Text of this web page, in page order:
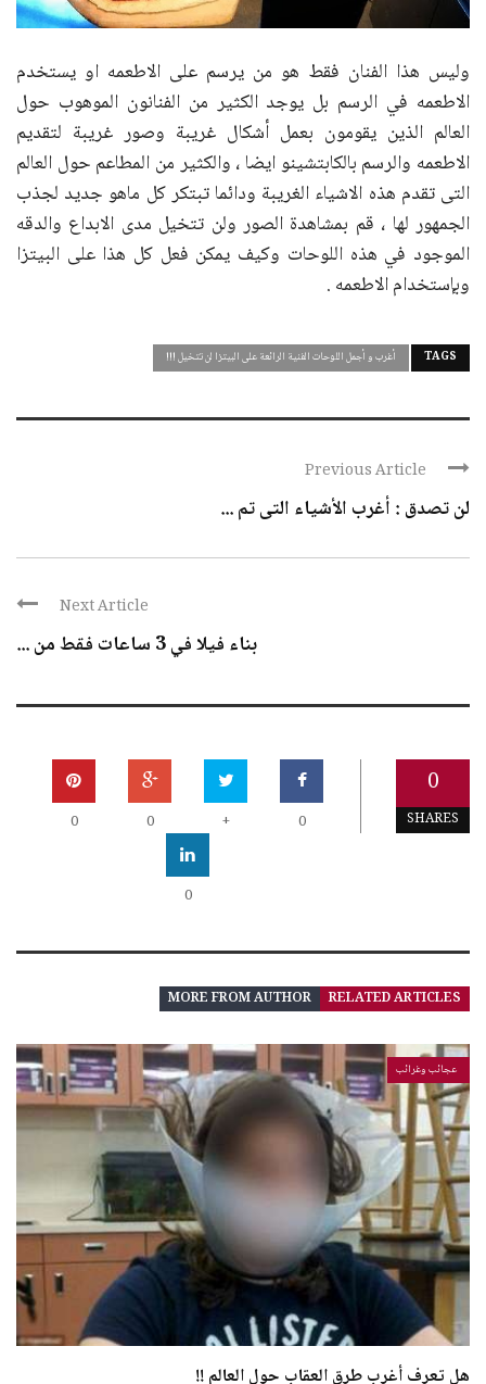
وليس هذا الفنان فقط هو من يرسم على الاطعمه او يستخدم
الاطعمه في الرسم بل يوجد الكثير من الفنانون الموهوب حول
العالم الذين يقومون بعمل أشكال غريبة وصور غريبة لتقديم
الاطعمه والرسم بالكابتشينو ايضا ، والكثير من المطاعم حول العالم
التى تقدم هذه الاشياء الغريبة ودائما تبتكر كل ماهو جديد لجذب
الجمهور لها ، قم بمشاهدة الصور ولن تتخيل مدى الابداع والدقه
الموجود في هذه اللوحات وكيف يمكن فعل كل هذا على البيتزا
وبإستخدام الاطعمه .
TAGS أغرب و أجمل اللوحات الفنية الرائعة على البيتزا لن تتخيل !!!
Previous Article
لن تصدق : أغرب الأشياء التى تم ...
Next Article
بناء فيلا في 3 ساعات فقط من ...
0
SHARES
0
+
0
0
0
RELATED ARTICLES
MORE FROM AUTHOR
عجائب وغرائب
هل تعرف أغرب طرق العقاب حول العالم !!